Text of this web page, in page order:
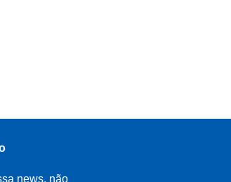
news, não